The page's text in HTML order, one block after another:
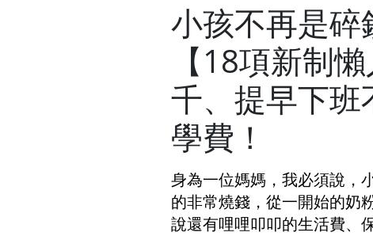
小孩不再是
【18項新制
千、提早下
學費！
身為一位媽媽，我必須說，
的非常燒錢，從一開始的奶
說還有哩哩叩叩的生活費、